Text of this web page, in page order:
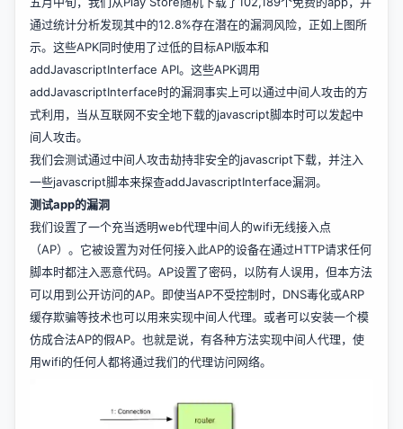
通过统计分析发现其中的12.8%存在潜在的漏洞风险，正如上图所
示。这些APK同时使用了过低的目标API版本和
addJavascriptInterface API。这些APK调用
addJavascriptInterface时的漏洞事实上可以通过中间人攻击的方
式利用，当从互联网不安全地下载的javascript脚本时可以发起中
间人攻击。
我们会测试通过中间人攻击劫持非安全的javascript下载，并注入
一些javascript脚本来探查addJavascriptInterface漏洞。
测试app的漏洞
我们设置了一个充当透明web代理中间人的wifi无线接入点
（AP）。它被设置为对任何接入此AP的设备在通过HTTP请求任何
脚本时都注入恶意代码。AP设置了密码，以防有人误用，但本方法
可以用到公开访问的AP。即使当AP不受控制时，DNS毒化或ARP
缓存欺骗等技术也可以用来实现中间人代理。或者可以安装一个模
仿成合法AP的假AP。也就是说，有各种方法实现中间人代理，使
用wifi的任何人都将通过我们的代理访问网络。